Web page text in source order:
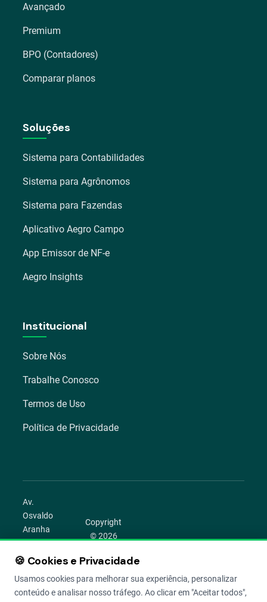
Avançado
Premium
BPO (Contadores)
Comparar planos
Soluções
Sistema para Contabilidades
Sistema para Agrônomos
Sistema para Fazendas
Aplicativo Aegro Campo
App Emissor de NF-e
Aegro Insights
Institucional
Sobre Nós
Trabalhe Conosco
Termos de Uso
Política de Privacidade
Av.
Osvaldo
Aranha
1022 –
Bom
Porto
Alegre –
Copyright
© 2026
Todos os
direitos
reservados.
🍪 Cookies e Privacidade
Usamos cookies para melhorar sua experiência, personalizar
conteúdo e analisar nosso tráfego. Ao clicar em "Aceitar todos",